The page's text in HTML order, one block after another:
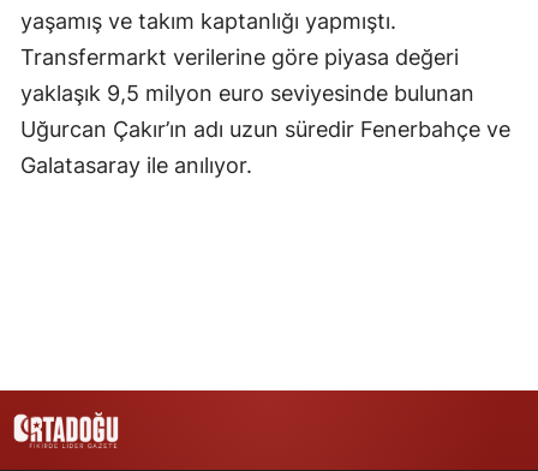
Tekirdağ
Trabzon
Tunceli
yaşamış ve takım kaptanlığı yapmıştı.
Transfermarkt verilerine göre piyasa değeri
yaklaşık 9,5 milyon euro seviyesinde bulunan
Uğurcan Çakır’ın adı uzun süredir Fenerbahçe ve
Galatasaray ile anılıyor.